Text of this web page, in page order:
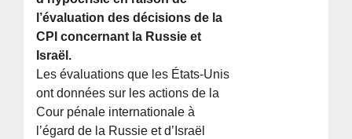
l’évaluation des décisions de la
CPI concernant la Russie et
Israël.
Les évaluations que les États-Unis
ont données sur les actions de la
Cour pénale internationale à
l’égard de la Russie et d’Israël